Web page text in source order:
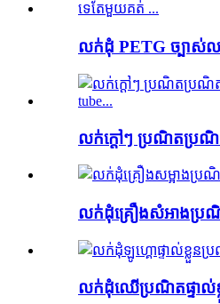
លក់ដុំ PETG ច្បាស់
លក់ក្តៅៗ ប្រណិតប្រ
លក់ដុំគ្រឿងសំអាងប្រ
លក់ដុំឈើប្រណិតផ្ទាល់ខ្